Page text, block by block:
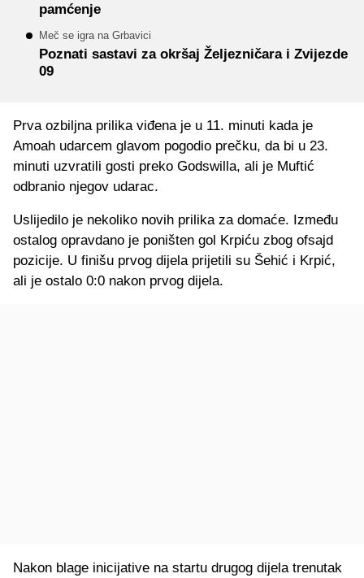
pamćenje
Meč se igra na Grbavici
Poznati sastavi za okršaj Željezničara i Zvijezde
09
Prva ozbiljna prilika viđena je u 11. minuti kada je
Amoah udarcem glavom pogodio prečku, da bi u 23.
minuti uzvratili gosti preko Godswilla, ali je Muftić
odbranio njegov udarac.
Uslijedilo je nekoliko novih prilika za domaće. Između
ostalog opravdano je poništen gol Krpiću zbog ofsajd
pozicije. U finišu prvog dijela prijetili su Šehić i Krpić,
ali je ostalo 0:0 nakon prvog dijela.
Nakon blage inicijative na startu drugog dijela trenutak